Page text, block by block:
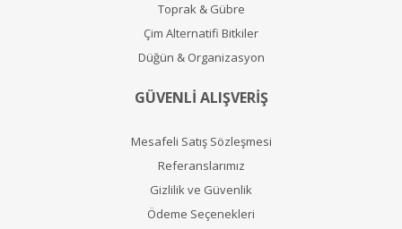
Toprak & Gübre
Çim Alternatifi Bitkiler
Düğün & Organizasyon
GÜVENLİ ALIŞVERİŞ
Mesafeli Satış Sözleşmesi
Referanslarımız
Gizlilik ve Güvenlik
Ödeme Seçenekleri